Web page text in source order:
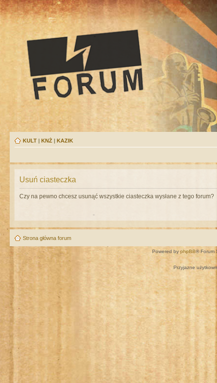
KULT | KNŻ | KAZIK
Usuń ciasteczka
Czy na pewno chcesz usunąć wszystkie ciasteczka wysłane z tego forum?
Strona główna forum
Powered by phpBB® Forum
Przyjazne